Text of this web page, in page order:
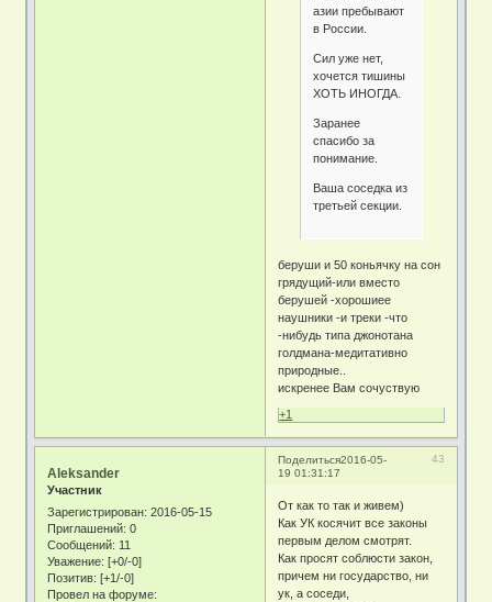
азии пребывают
в России.
Сил уже нет,
хочется тишины
ХОТЬ ИНОГДА.
Заранее
спасибо за
понимание.
Ваша соседка из
третьей секции.
беруши и 50 коньячку на сон
грядущий-или вместо
берушей -хорошиее
наушники -и треки -что
-нибудь типа джонотана
голдмана-медитативно
природные..
искренее Вам сочуствую
+1
Поделиться 43
2016-05-
19 01:31:17
Aleksander
Участник
Зарегистрирован: 2016-05-15
Приглашений: 0
Сообщений: 11
Уважение: [+0/-0]
Позитив: [+1/-0]
Провел на форуме:
От как то так и живем)
Как УК косячит все законы
первым делом смотрят.
Как просят соблюсти закон,
причем ни государство, ни
ук, а соседи,